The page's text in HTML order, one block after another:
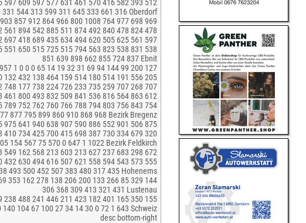
597 609 597 577 631 461 570 416 582 393 512
331 544 313 599 311 645 333 661 316 Oberdorf
857 912 864 966 800 1008 764 977 698 969
561 894 542 885 511 874 492 840 478 824 478
697 418 689 435 634 494 620 505 625 561 597
551 650 515 725 515 794 563 823 538 831 538
851 639 898 662 855 724 837 Ebnit
1 0 0 0 65 14 19 32 31 69 94 144 99 200 127
132 432 138 464 159 514 180 514 191 556 205
748 177 738 224 726 233 735 259 707 268 707
800 493 832 509 841 536 816 564 863 612
789 752 762 760 766 788 794 803 756 843 754
877 795 899 860 910 868 968 Bezirk Bregenz
975 641 940 638 907 590 886 552 901 506 875
734 425 700 415 698 387 730 334 679 320
154 567 75 570 0 647 1 1022 Bezirk Feldkirch
549 162 568 213 603 213 627 237 683 298 672
432 630 494 616 507 621 558 594 543 573 555
493 500 452 507 383 480 317 435 Hohenems
353 162 278 138 206 200 133 266 85 329 144
306 368 309 413 321 431 Lustenau
238 488 241 446 211 423 182 401 165 350 155
104 67 100 27 34 14 30 0 72 1 643 Schweiz
desc bottom-right